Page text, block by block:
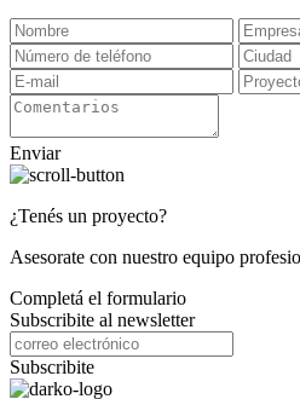
Enviar
¿Tenés un proyecto?
Asesorate con nuestro equipo
Completá el formulario
Subscribite al newsletter
Subscribite